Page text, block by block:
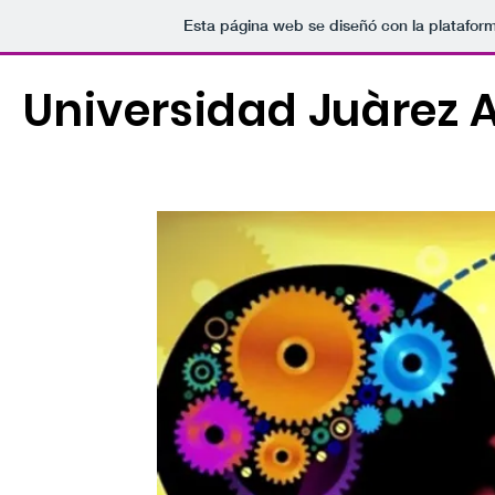
Esta página web se diseñó con la
Universidad Juàrez